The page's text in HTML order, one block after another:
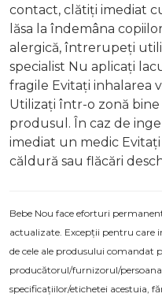
contact, clătiți imediat
lăsa la îndemâna
alergică, întrerupeți
specialist Nu aplicați
fragile Evitați inhalarea
Utilizați într-o zonă
produsul. În caz de
imediat un medic
căldură sau flăcări
Bebe Nou face eforturi
actualizate. Excepții pentru care
de cele ale produsului comandat
producătorul/furnizorul/
specificațiilor/etichetei acestuia,